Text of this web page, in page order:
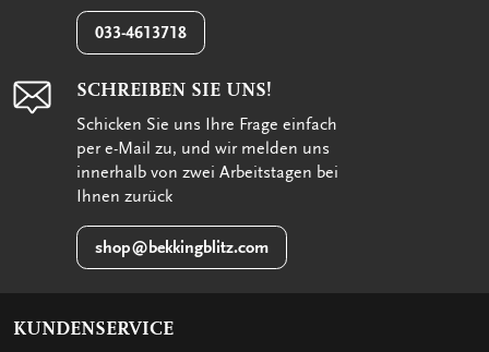
033-4613718
SCHREIBEN SIE UNS!
Schicken Sie uns Ihre Frage einfach
per e-Mail zu, und wir melden uns
innerhalb von zwei Arbeitstagen bei
Ihnen zurück
shop@bekkingblitz.com
KUNDENSERVICE